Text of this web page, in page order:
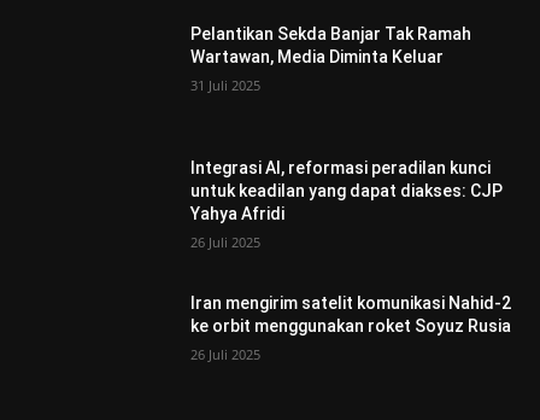
Pelantikan Sekda Banjar Tak Ramah
Wartawan, Media Diminta Keluar
31 Juli 2025
Integrasi AI, reformasi peradilan kunci
untuk keadilan yang dapat diakses: CJP
Yahya Afridi
26 Juli 2025
Iran mengirim satelit komunikasi Nahid-2
ke orbit menggunakan roket Soyuz Rusia
26 Juli 2025